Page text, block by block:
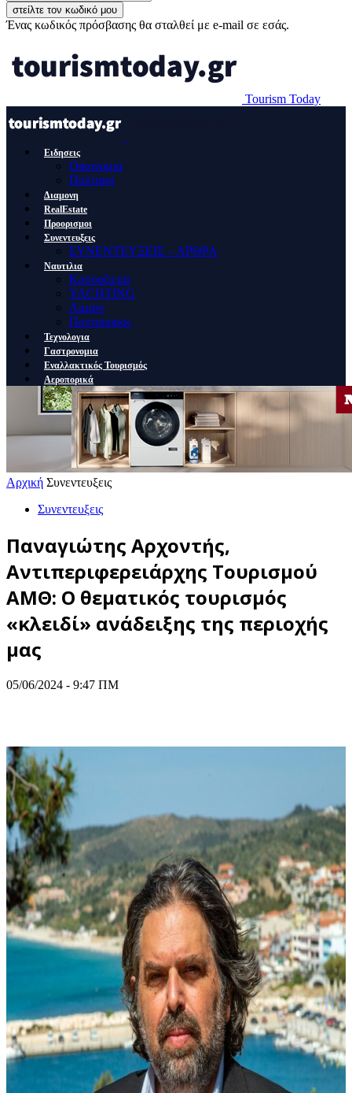
Ένας κωδικός πρόσβασης θα σταλθεί με e-mail σε εσάς.
Tourism Today
Ειδησεις
Οικονομια
Πολιτικη
Διαμονη
RealEstate
Προορισμοι
Συνεντευξεις
ΣΥΝΕΝΤΕΥΞΕΙΣ – ΑΡΘΡΑ
Ναυτιλια
Κρουαζιερα
YACHTING
Λιμανι
Ποντοπορος
Τεχνολογια
Γαστρονομια
Εναλλακτικός Τουρισμός
Αεροπορικά
Αρχική Συνεντευξεις
Συνεντευξεις
Παναγιώτης Αρχοντής,
Αντιπεριφερειάρχης Τουρισμού
ΑΜΘ: Ο θεματικός τουρισμός
«κλειδί» ανάδειξης της περιοχής
μας
05/06/2024 - 9:47 ΠΜ